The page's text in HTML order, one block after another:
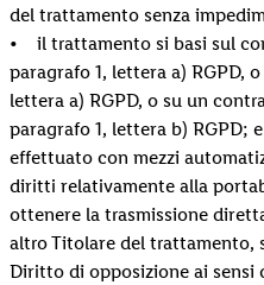
del trattamento senza
• il trattamento si basi sul
paragrafo 1, lettera a) RGPD,
lettera a) RGPD, o su un
paragrafo 1, lettera b)
effettuato con mezzi
diritti relativamente alla
ottenere la trasmissione
altro Titolare del trattamento,
Diritto di opposizione ai sensi